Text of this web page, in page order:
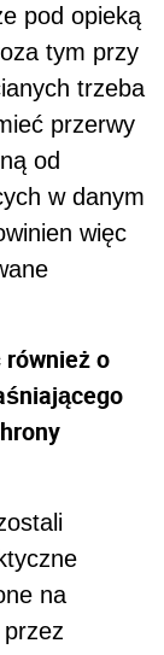
pod opieką
tym przy
trzeba
przerwy
od
w danym
więc
o
na